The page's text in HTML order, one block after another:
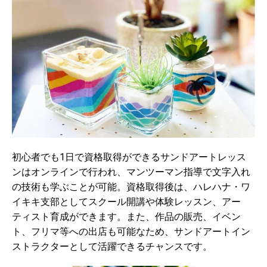
初心者でも1日で資格取得ができるサンドアートレッス
ンはオンラインで行われ、マンツーマン指導で文字入れ
の技術も学ぶことが可能。資格取得後は、ハレハナ・ワ
イキキ支部としてスクール開講や体験レッスン、アー
ティスト育成ができます。また、作品の販売、イベン
ト、フリマ等への出店も可能なため、サンドアートイン
ストラクターとして活躍できるチャンスです。